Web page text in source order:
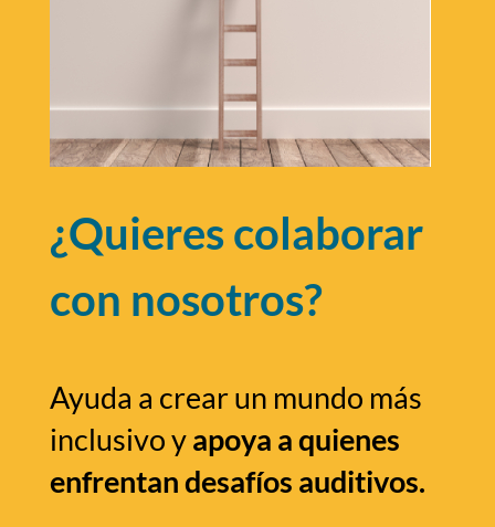
¿Quieres colaborar
con nosotros?
Ayuda a crear un mundo más
inclusivo yapoya a quienes
enfrentan desafíos auditivos.